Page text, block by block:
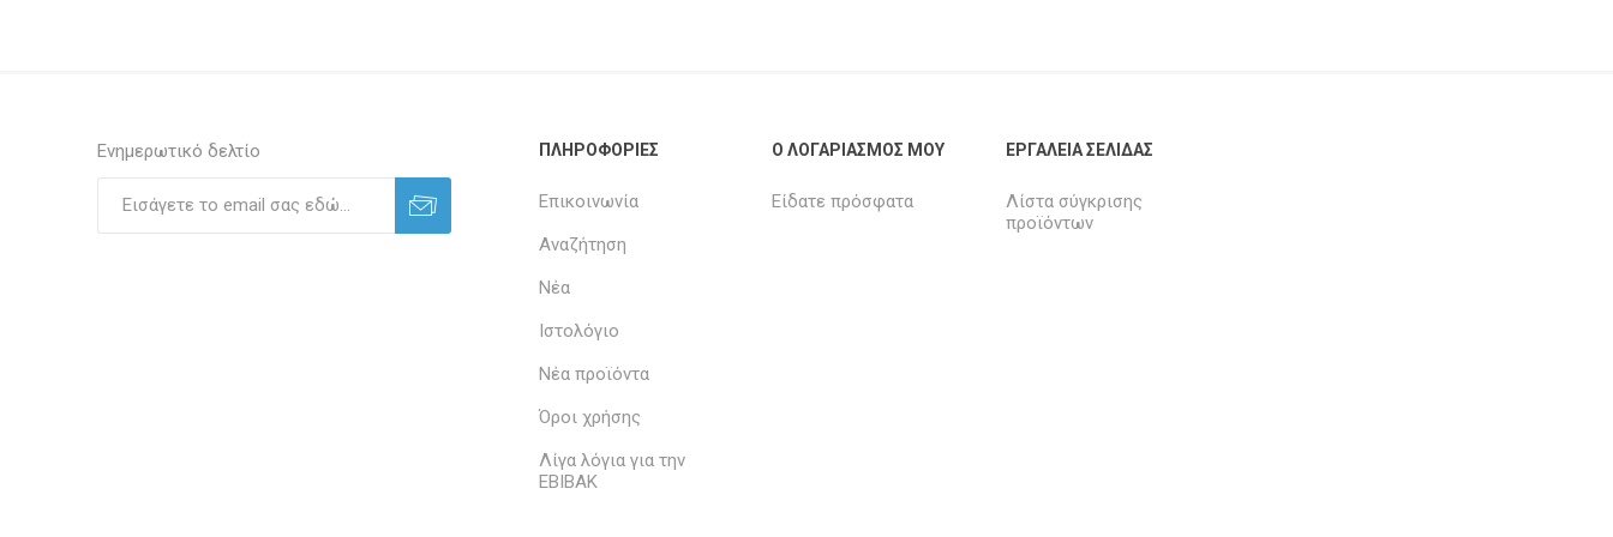
Ενημερωτικό δελτίο ΠΛΗΡΟΦΟΡΊΕΣ
Επικοινωνία
Αναζήτηση
Νέα
Ιστολόγιο
Νέα προϊόντα
Όροι χρήσης
Λίγα λόγια για την
ΕΒΙΒΑΚ
Ο ΛΟΓΑΡΙΑΣΜΌΣ ΜΟΥ
Είδατε πρόσφατα
ΕΡΓΑΛΕΊΑ ΣΕΛΊΔΑΣ
Λίστα σύγκρισης
προϊόντων